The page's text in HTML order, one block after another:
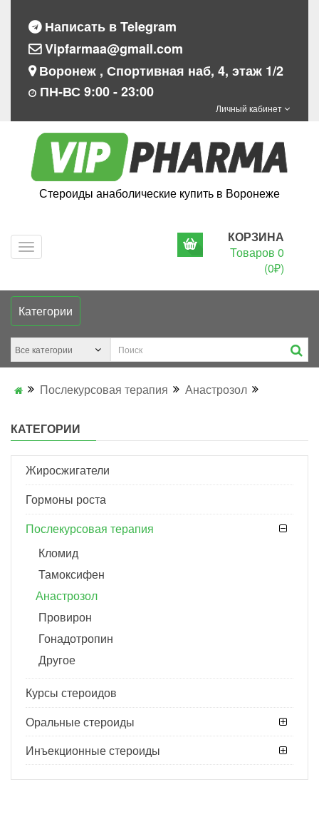
Написать в Telegram
Vipfarmaa@gmail.com
Воронеж , Спортивная наб, 4, этаж 1/2
ПН-ВС 9:00 - 23:00
Личный кабинет
Стероиды анаболические купить в Воронеже
КОРЗИНА
Товаров 0
(0₽)
Категории
Послекурсовая терапия Анастрозол
КАТЕГОРИИ
Жиросжигатели
Гормоны роста
Послекурсовая терапия
Кломид
Тамоксифен
Анастрозол
Провирон
Гонадотропин
Другое
Курсы стероидов
Оральные стероиды
Инъекционные стероиды